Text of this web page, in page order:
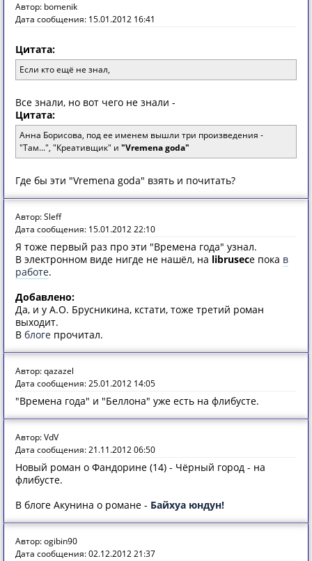
Автор: bomenik
Дата сообщения: 15.01.2012 16:41
Цитата:
Если кто ещё не знал,
Все знали, но вот чего не знали -
Цитата:
Анна Борисова, под ее именем вышли три произведения -
"Там...", "Креативщик" и "Vremena goda"
Где бы эти "Vremena goda" взять и почитать?
Автор: Sleff
Дата сообщения: 15.01.2012 22:10
Я тоже первый раз про эти "Времена года" узнал.
В электронном виде нигде не нашёл, на librusecе пока в
работе.
Добавлено:
Да, и у А.О. Брусникина, кстати, тоже третий роман
выходит.
В блоге прочитал.
Автор: qazazel
Дата сообщения: 25.01.2012 14:05
"Времена года" и "Беллона" уже есть на флибусте.
Автор: VdV
Дата сообщения: 21.11.2012 06:50
Новый роман о Фандорине (14) - Чёрный город - на
флибусте.
В блоге Акунина о романе - Байхуа юндун!
Автор: ogibin90
Дата сообщения: 02.12.2012 21:37